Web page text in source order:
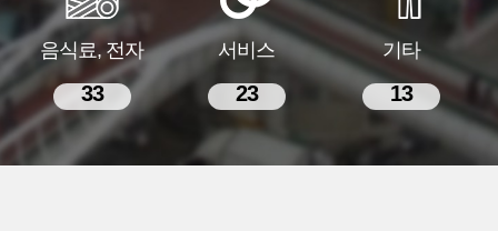
음식료, 전자
33
서비스
23
기타
13